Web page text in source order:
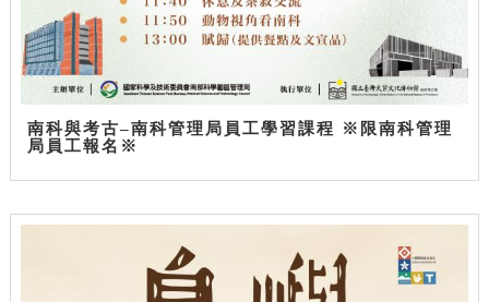
南科與考古–南科管理局員工學習課程 ※限南科管理
局員工報名※